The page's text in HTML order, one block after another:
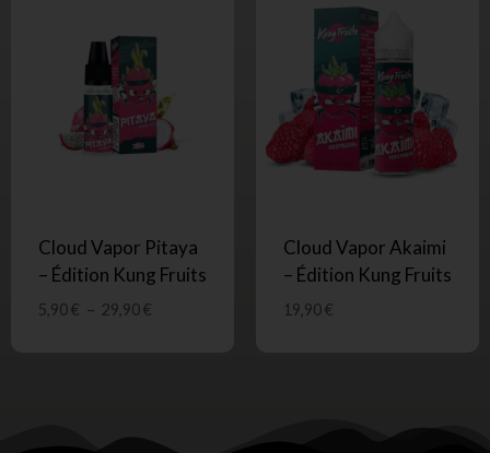
Cloud Vapor Pitaya
– Édition Kung Fruits
5,90€ – 29,90€
Cloud Vapor Akaimi
– Édition Kung Fruits
19,90€